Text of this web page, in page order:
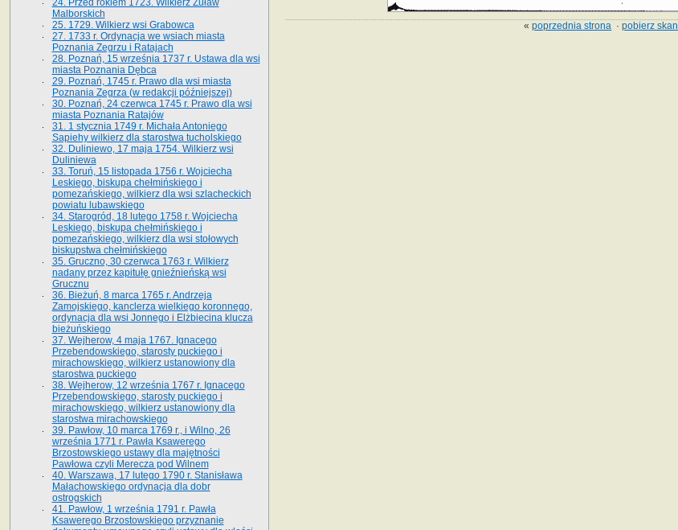
«poprzednia strona ·pobierz skan
24. Przed rokiem 1723. Wilkierz Żuław
Malborskich
25. 1729. Wilkierz wsi Grabowca
27. 1733 r. Ordynacja we wsiach miasta
Poznania Zegrzu i Ratajach
28. Poznań, 15 września 1737 r. Ustawa dla wsi
miasta Poznania Dębca
29. Poznań, 1745 r. Prawo dla wsi miasta
Poznania Zegrza (w redakcji późniejszej)
30. Poznań, 24 czerwca 1745 r. Prawo dla wsi
miasta Poznania Ratajów
31. 1 stycznia 1749 r. Michała Antoniego
Sapiehy wilkierz dla starostwa tucholskiego
32. Duliniewo, 17 maja 1754. Wilkierz wsi
Duliniewa
33. Toruń, 15 listopada 1756 r. Wojciecha
Leskiego, biskupa chełmińskiego i
pomezańskiego, wilkierz dla wsi szlacheckich
powiatu lubawskiego
34. Starogród, 18 lutego 1758 r. Wojciecha
Leskiego, biskupa chełmińskiego i
pomezańskiego, wilkierz dla wsi stołowych
biskupstwa chełmińskiego
35. Gruczno, 30 czerwca 1763 r. Wilkierz
nadany przez kapitułę gnieźnieńską wsi
Grucznu
36. Bieżuń, 8 marca 1765 r. Andrzeja
Zamojskiego, kanclerza wielkiego koronnego,
ordynacja dla wsi Jonnego i Elżbiecina klucza
bieżuńskiego
37. Wejherow, 4 maja 1767. Ignacego
Przebendowskiego, starosty puckiego i
mirachowskiego, wilkierz ustanowiony dla
starostwa puckiego
38. Wejherow, 12 września 1767 r. Ignacego
Przebendowskiego, starosty puckiego i
mirachowskiego, wilkierz ustanowiony dla
starostwa mirachowskiego
39. Pawłow, 10 marca 1769 r., i Wilno, 26
września 1771 r. Pawła Ksawerego
Brzostowskiego ustawy dla majętności
Pawłowa czyli Merecza pod Wilnem
40. Warszawa, 17 lutego 1790 r. Stanisława
Małachowskiego ordynacja dla dobr
ostrogskich
41. Pawłow, 1 września 1791 r. Pawła
Ksawerego Brzostowskiego przyznanie